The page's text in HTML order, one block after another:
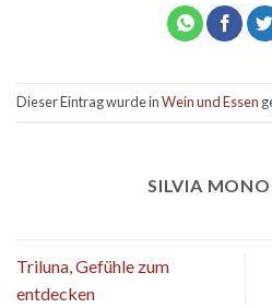
Dieser Eintrag wurde inWein und Essen
SILVIA
Triluna, Gefühle zum
entdecken